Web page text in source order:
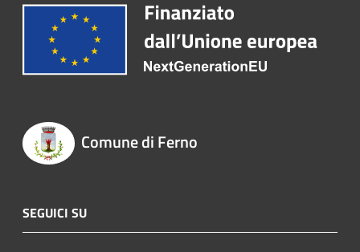
Comune di Ferno
SEGUICI SU